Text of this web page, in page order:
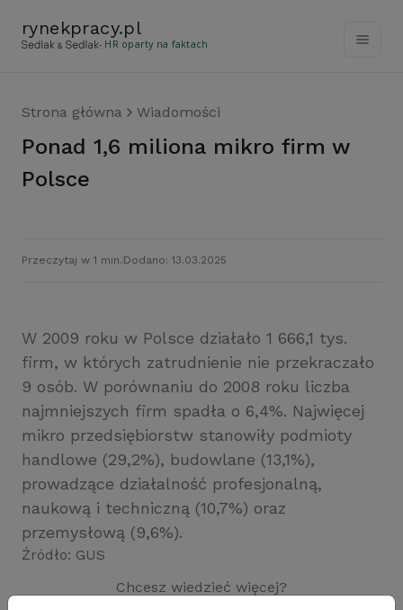
rynekpracy.pl
- HR oparty na faktach
Strona główna Wiadomości
Ponad 1,6 miliona mikro firm w
Polsce
Przeczytaj w 1 min. Dodano: 13.03.2025
W 2009 roku w Polsce działało 1 666,1 tys.
firm, w których zatrudnienie nie przekraczało
9 osób. W porównaniu do 2008 roku liczba
najmniejszych firm spadła o 6,4%. Najwięcej
mikro przedsiębiorstw stanowiły podmioty
handlowe (29,2%), budowlane (13,1%),
prowadzące działalność profesjonalną,
naukową i techniczną (10,7%) oraz
przemysłową (9,6%).
Źródło: GUS
Chcesz wiedzieć więcej?